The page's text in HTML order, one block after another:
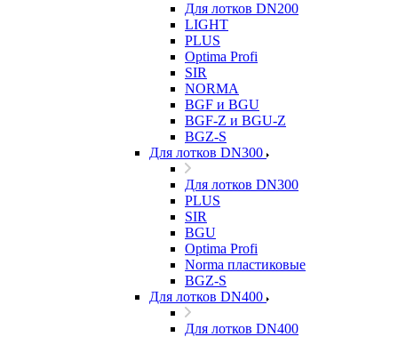
Для лотков DN200
LIGHT
PLUS
Optima Profi
SIR
NORMA
BGF и BGU
BGF-Z и BGU-Z
BGZ-S
Для лотков DN300
Для лотков DN300
PLUS
SIR
BGU
Optima Profi
Norma пластиковые
BGZ-S
Для лотков DN400
Для лотков DN400